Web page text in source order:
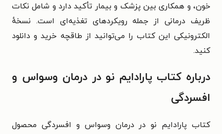
خون، و همکاری بین پزشک و بیمار تأکید دارد و شامل نکات
ظریف درمانی از جمله رویکردهای تغذیه‌ای است. نسخهٔ
الکترونیکی این کتاب را می‌توانید از طاقچه خرید و دانلود
کنید.
درباره کتاب پارادایم نو در درمان وسواس و
افسردگی
کتاب پارادایم نو در درمان وسواس و افسردگی محصول